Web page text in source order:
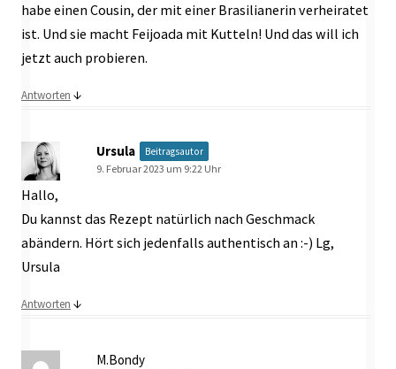
habe einen Cousin, der mit einer Brasilianerin verheiratet
ist. Und sie macht Feijoada mit Kutteln! Und das will ich
jetzt auch probieren.
Antworten ↓
Ursula Beitragsautor
9. Februar 2023 um 9:22 Uhr
Hallo,
Du kannst das Rezept natürlich nach Geschmack
abändern. Hört sich jedenfalls authentisch an :-) Lg,
Ursula
Antworten ↓
M.Bondy